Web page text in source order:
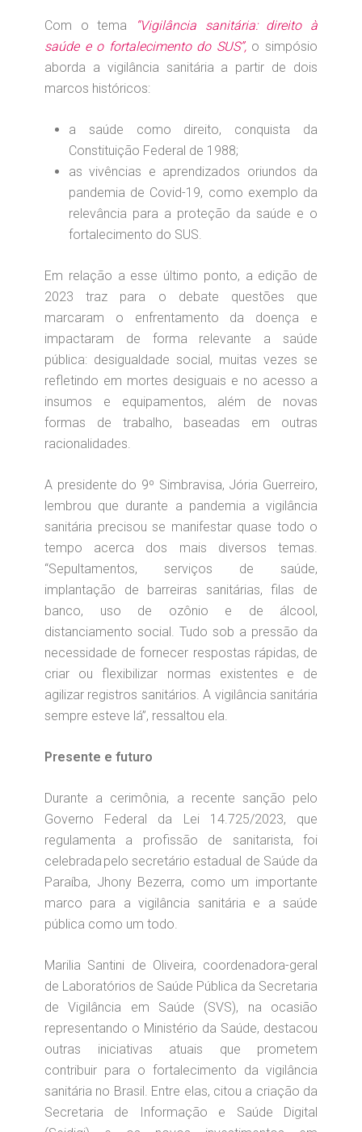
Com o tema
“Vigilância sanitária: direito à
saúde e o fortalecimento do SUS”, o simpósio
aborda a vigilância sanitária a partir de dois
marcos históricos:
a saúde como direito, conquista da
Constituição Federal de 1988;
as vivências e aprendizados oriundos da
pandemia de Covid-19, como exemplo da
relevância para a proteção da saúde e o
fortalecimento do SUS.
Em relação a esse último ponto, a edição de
2023 traz para o debate questões que
marcaram o enfrentamento da doença e
impactaram de forma relevante a saúde
pública: desigualdade social, muitas vezes se
refletindo em mortes desiguais e no acesso a
insumos e equipamentos, além de novas
formas de trabalho, baseadas em outras
racionalidades.
A presidente do 9º Simbravisa, Jória Guerreiro,
lembrou que durante a pandemia a vigilância
sanitária precisou se manifestar quase todo o
tempo acerca dos mais diversos temas.
“Sepultamentos, serviços de saúde,
implantação de barreiras sanitárias, filas de
banco, uso de ozônio e de álcool,
distanciamento social. Tudo sob a pressão da
necessidade de fornecer respostas rápidas, de
criar ou flexibilizar normas existentes e de
agilizar registros sanitários. A vigilância sanitária
sempre esteve lá”, ressaltou ela.
Presente e futuro
Durante a cerimônia, a recente sanção pelo
Governo Federal da Lei 14.725/2023, que
regulamenta a profissão de sanitarista, foi
celebrada pelo secretário estadual de Saúde da
Paraíba, Jhony Bezerra, como um importante
marco para a vigilância sanitária e a saúde
pública como um todo.
Marilia Santini de Oliveira, coordenadora-geral
de Laboratórios de Saúde Pública da Secretaria
de Vigilância em Saúde (SVS), na ocasião
representando o Ministério da Saúde, destacou
outras iniciativas atuais que prometem
contribuir para o fortalecimento da vigilância
sanitária no Brasil. Entre elas, citou a criação da
Secretaria de Informação e Saúde Digital